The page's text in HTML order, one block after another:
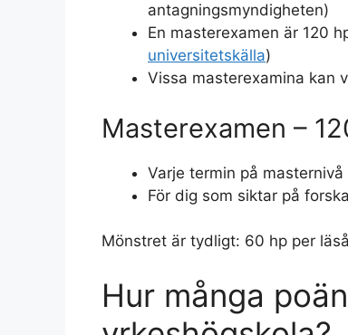
antagningsmyndigheten)
En masterexamen är 120
universitetskälla)
Vissa masterexamina kan
Masterexamen –
Varje termin på
För dig som siktar på
Mönstret är tydligt: 60 hp per
Hur många